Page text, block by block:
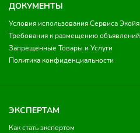
ДОКУМЕНТЫ
Условия использования Сервиса Экойя
Требования к размещению объявлений
Запрещенные Товары и Услуги
Политика конфиденциальности
ЭКСПЕРТАМ
Как стать экспертом